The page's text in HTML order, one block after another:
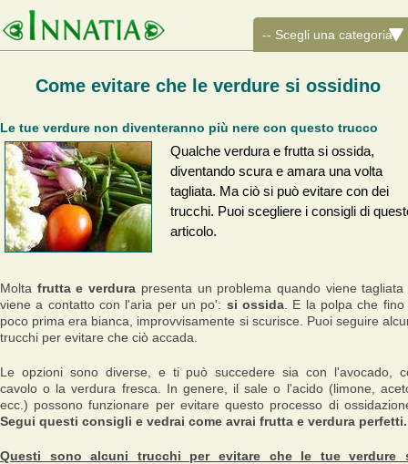
Come evitare che le verdure si ossidino
Le tue verdure non diventeranno più nere con questo trucco
Qualche verdura e frutta si ossida,
diventando scura e amara una volta
tagliata. Ma ciò si può evitare con dei
trucchi. Puoi scegliere i consigli di
articolo.
Molta frutta e verdura presenta un problema quando viene tagliata
viene a contatto con l'aria per un po': si ossida . E la polpa che fino
poco prima era bianca, improvvisamente si scurisce. Puoi seguire
trucchi per evitare che ciò accada.
Le opzioni sono diverse, e ti può succedere sia con l'avocado,
cavolo o la verdura fresca. In genere, il sale o l'acido (limone,
ecc.) possono funzionare per evitare questo processo di
Segui questi consigli e vedrai come avrai frutta e verdura perfetti.
Questi sono alcuni trucchi per evitare che le tue verdure